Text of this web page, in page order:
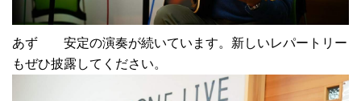
あず 安定の演奏が続いています。新しいレパートリー
もぜひ披露してください。